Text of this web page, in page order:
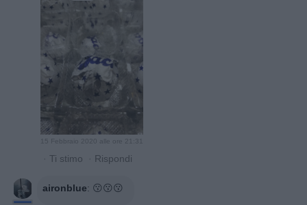
15 Febbraio 2020 alle ore 21:31
· Ti stimo · Rispondi
aironblue: 😗😗😗